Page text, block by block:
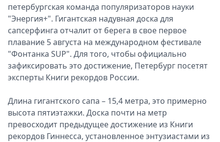
петербургская команда популяризаторов науки
"Энергия+". Гигантская надувная доска для
сапсерфинга отчалит от берега в свое первое
плавание 5 августа на международном фестивале
"Фонтанка SUP". Для того, чтобы официально
зафиксировать это достижение, Петербург посетят
эксперты Книги рекордов России.
Длина гигантского сапа – 15,4 метра, это примерно
высота пятиэтажки. Доска почти на метр
превосходит предыдущее достижение из Книги
рекордов Гиннесса, установленное энтузиастами из